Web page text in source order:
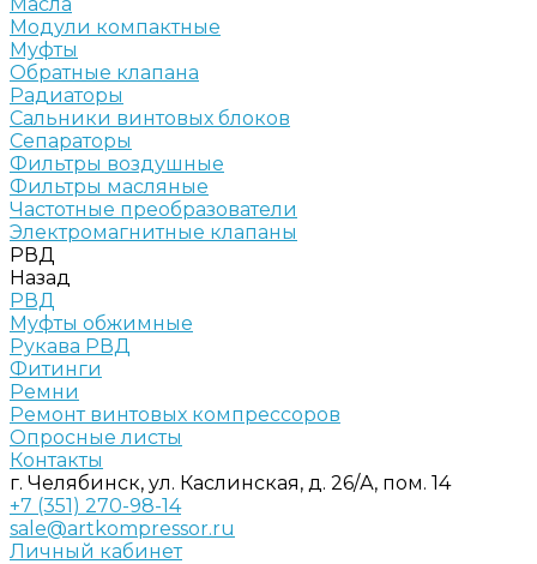
Модули компактные
Муфты
Обратные клапана
Радиаторы
Сальники винтовых блоков
Сепараторы
Фильтры воздушные
Фильтры масляные
Частотные преобразователи
Электромагнитные клапаны
РВД
Назад
РВД
Муфты обжимные
Рукава РВД
Фитинги
Ремни
Ремонт винтовых компрессоров
Опросные листы
Контакты
г. Челябинск, ул. Каслинская, д. 26/А, пом. 14
+7 (351) 270-98-14
sale@artkompressor.ru
Личный кабинет